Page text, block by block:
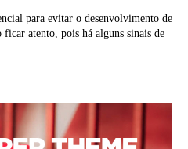
para evitar o desenvolvimento de
ficar atento, pois há alguns sinais de